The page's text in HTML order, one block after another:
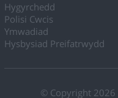
Hygyrchedd
Polisi Cwcis
Ymwadiad
Hysbysiad Preifatrwydd
© Copyright 2026